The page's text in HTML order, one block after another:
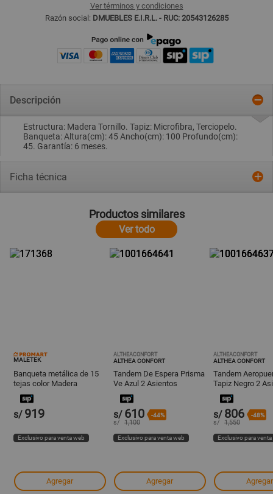
Ver términos y condiciones
Razón social: DMUEBLES E.I.R.L. - RUC: 20543126285
Descripción
Estructura: Madera Tornillo. Tapiz: Microfibra, Terciopelo.
Banqueta: Altura(cm): 45 Ancho(cm): 100 Profundo(cm):
45. Garantía: 6 meses.
Ficha técnica
Productos similares
Ver todo
MALETEK
Banqueta metálica de 15
tejas color Madera
Maletek
s/ 919
Exclusivo para venta web
Agregar
ALTHEACONFORT
ALTHEA CONFORT
Tandem De Espera Prisma
Ve Azul 2 Asientos
Estructura Gris Althea
Confort
s/ 610 -44%
s/ 1,100
Exclusivo para venta web
Agregar
ALTHEACONFORT
ALTHEA CONFORT
Tandem
Tapiz Negro 2
Althea Confort
s/ 806 -48%
s/ 1,550
Exclusivo para
Agregar